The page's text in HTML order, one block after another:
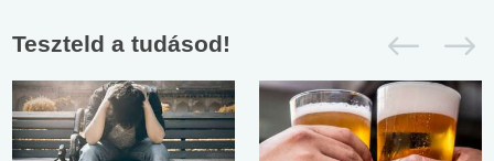
Teszteld a tudásod!